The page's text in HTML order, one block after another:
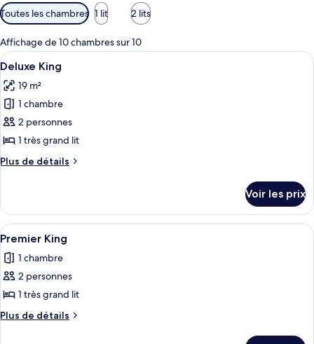
Filtres
disponibles
pour
les
chambres
Toutes les chambres 1 lit 2 lits
Affichage de 10 chambres sur 10
Afficher
toutes
les
photos
pour
ce
type
de
Deluxe
King
Une chambre d’hôtel avec un
10
Deluxe King
19 m²
1 chambre
2 personnes
1 très grand lit
Plus de détails
Plus
le
type
de
Deluxe
King
Voir les prix
Afficher
toutes
les
photos
pour
ce
Une chambre d’hôtel avec un
8
Premier King
1 chambre
2 personnes
1 très grand lit
Plus de détails
Plus